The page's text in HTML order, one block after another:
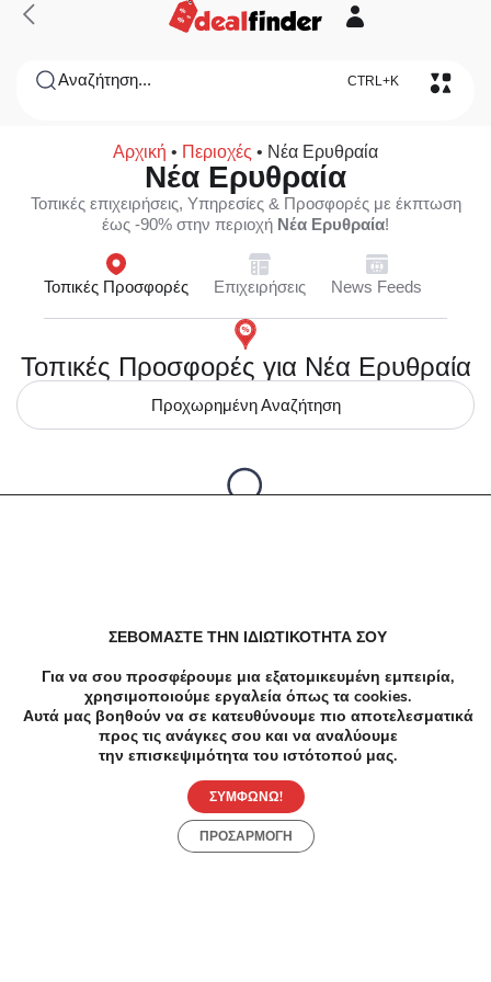
Αναζήτηση... CTRL+K
Αρχική • Περιοχές • Νέα Ερυθραία
Νέα Ερυθραία
Τοπικές επιχειρήσεις, Υπηρεσίες & Προσφορές με έκπτωση
έως -90% στην περιοχή Νέα Ερυθραία!
Τοπικές Προσφορές Επιχειρήσεις News Feeds
Τοπικές Προσφορές για Νέα Ερυθραία
Προχωρημένη Αναζήτηση
Κατηγορίες Περιοχές
ΣΕΒΟΜΑΣΤΕ ΤΗΝ ΙΔΙΩΤΙΚΟΤΗΤΑ ΣΟΥ
Για να σου προσφέρουμε μια εξατομικευμένη εμπειρία,
χρησιμοποιούμε εργαλεία όπως τα cookies.
Αυτά μας βοηθούν να σε κατευθύνουμε πιο αποτελεσματικά
προς τις ανάγκες σου και να αναλύουμε
την επισκεψιμότητα του ιστότοπού μας.
ΣΥΜΦΩΝΩ!
ΠΡΟΣΑΡΜΟΓΗ